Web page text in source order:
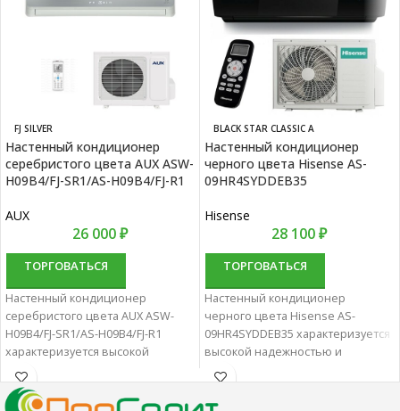
FJ SILVER
Настенный кондиционер
серебристого цвета AUX ASW-
H09B4/FJ-SR1/AS-H09B4/FJ-R1
AUX
26 000₽
ТОРГОВАТЬСЯ
Настенный кондиционер
серебристого цвета AUX ASW-
H09B4/FJ-SR1/AS-H09B4/FJ-R1
характеризуется высокой
надежностью и отличной
производительностью.
Настенные сплит-системы лучше
BLACK STAR CLASSIC A
Настенный кондиционер
черного цвета Hisense AS-
09HR4SYDDEB35
Hisense
28 100₽
ТОРГОВАТЬСЯ
Настенный кондиционер
черного цвета Hisense AS-
09HR4SYDDEB35 характеризуется
высокой надежностью и
отличной
Настенные сплит-системы лучше